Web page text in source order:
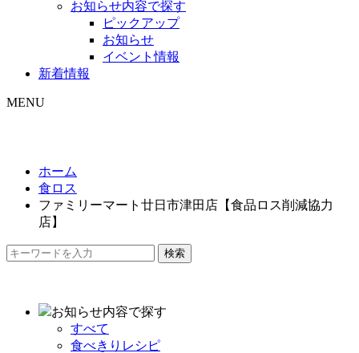
お知らせ内容で探す
ピックアップ
お知らせ
イベント情報
新着情報
MENU
ホーム
食ロス
ファミリーマート廿日市津田店【食品ロス削減協力
店】
検索
お知らせ内容で探す
すべて
食べきりレシピ